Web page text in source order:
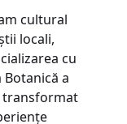
cultural
locali,
cu
Botanică a
transformat